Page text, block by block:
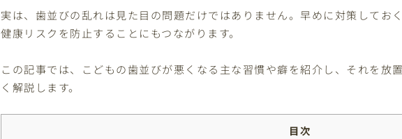
実は、歯並びの乱れは見た目の問題だけではありません。早めに対策してお
健康リスクを防止することにもつながります。
この記事では、こどもの歯並びが悪くなる主な習慣や癖を紹介し、それを放
く解説します。
目次